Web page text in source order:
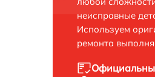
неисправные
Используем
ремонта